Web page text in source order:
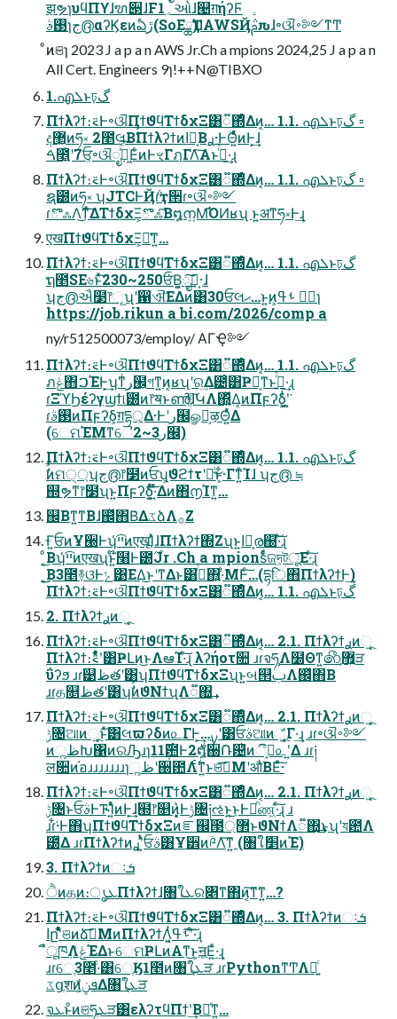
झຯɿυϥΠϒɺຑ੃ɺF1؍ઓɺ୤ग़ήʔϜ
࢓ࣄɿج൫αʔϏεͷఏڙ(SoEྖҬ)ɺAWSҊ݅ࢧԉɺ৽ଔ࠾༻ͳͲ
ͦͷଞɿ 2023 J a p a n AWS Jr.Ch a mpions 2024,25 J a p a n
All Cert. Engineers 9ɿ!++N@TIBXO
1.എܠͱঢ়گ
Πϯλʔϯ։࠵Ͱ৽ଔΠϯϑϥΤϯδχΞ͸૿΍ͤΔͷ͔… 1.1. എܠͱঢ়گ ▫
ද޲͖ͷཧ༝ 2೥લ͔ΒࣗࣾΠϯλʔϯͷاը͔Β࣮ࢪ·ͰؔΘ͍ͬͯͨͷͰ͕͢ɺ
ࠓ೥͍ͭʹ7ਓ͕৽ଔೖ͖ࣾͯͯ͘͠ΕͨͷͰৼΓฦΓΛ͠Α͏ͱࢥͬͯ·͢ɻ
Πϯλʔϯ։࠵Ͱ৽ଔΠϯϑϥΤϯδχΞ͸૿΍ͤΔͷ͔… 1.1. എܠͱঢ়گ ▫
ຊ౰ͷཧ༝ ʮJTCͰҊ݅ɾҭ੒ɾ৽ଔ࠾༻
ɾొஃΛ͜ͳͯ͠ΔΤϯδχΞ͕ొஃͨ͠Β໘ന͍Μ͡ΌͶʁʯ ͱ͍͏अͳཧ༝Ͱ͢ɻ
एखΠϯϑϥΤϯδχΞ͕૿͑ͳ͍…
Πϯλʔϯ։࠵Ͱ৽ଔΠϯϑϥΤϯδχΞ͸૿΍ͤΔͷ͔… 1.1. എܠͱঢ়گ
ຖ೥SE৬ͱͯ͠230~250ਓ͘Β͍͕ೖࣾ͠·͕͢ɺ
ʮج൫ઐ໳෦ୂʯʹ഑ଐ͞ΕΔͷ͸30ਓલޙ…ͱ͍͏ͷ͕ݱ࣮ ࢀߟɿ
https://job.rikun a bi.com/2026/comp a
ny/r512500073/employ/ ΑΓҾ༻
Πϯλʔϯ։࠵Ͱ৽ଔΠϯϑϥΤϯδχΞ͸૿΍ͤΔͷ͔… 1.1. എܠͱঢ়گ
ภݟ΋ࠐΈͰ͕͢ʮͳͥر๬͕গͳ͍ͷ͔ʁʯʹର͢Δ౴͑͸ҎԼ͔ͳͱࢥ͍ͬͯ·͢ɻ
ɾΞϓϦέʔγϣϯ୲౰ͷ෦ॺͱൺֱͯ͠ɺԿΛ΍͍ͬͯΔ͔ͷΠϝʔδ͕͖ͭʹ͍͘
ɾ࢓ࣄͷΠϝʔδ͕ग़དྷ্͕Δ·Ͱʹر๬ௐ͕ࠪऴΘ͍ͬͯΔ
(େମΈΜͳୈ2~3ر๬)
Πϯλʔϯ։࠵Ͱ৽ଔΠϯϑϥΤϯδχΞ͸૿΍ͤΔͷ͔… 1.1. എܠͱঢ়گ
ࣗࣾͷମ੍্ʮج൫෦໳ͷਓʯ͕ϑϩϯτʹཱͭ͜ͱ͕͋·Γͳ͍ͨΊɺ ʮج൫ ≒
஍ຯͳ෦໳ʯͱ͍͏Πϝʔδ͕͍ͭͯ͠·͍ͬͯΔͷ΋൱Ίͳ͍…
஌Βͳ͍ͳΒɺ஌ͬͯ΋Β͑ΔػձΛ࡞Ζ͏
Ғ͍ਓͷҰ੠Ͱʮ͑͑ײ͡ͷएखूΊͯɺΠϯλʔϯ΍Ζ͏ʯͱ͍͏اը͕ര஀͠·ͨ͠ɻ
͔ͦ͜Βʮ͑͑ײ͡ͷएखʯͱ͍͏໊໨Ͱ౰࣌Jr .Ch a mpionsͩͬͨଜদ͕টू͞Ε·ͨ͠ɻ
͔͜͜Β3೥࿈ଓͰݺ͹ΕΔ͜ͱʹͳΔͱ͸ࢥͬͯ΋͍·ͤΜͰͨ͠…(དྷि΋ΠϯλʔϯͰ͢)
Πϯλʔϯ։࠵Ͱ৽ଔΠϯϑϥΤϯδχΞ͸૿΍ͤΔͷ͔… 1.1. എܠͱঢ়گ
2. Πϯλʔϯ࣮ࢪͷૂ͍
Πϯλʔϯ։࠵Ͱ৽ଔΠϯϑϥΤϯδχΞ͸૿΍ͤΔͷ͔… 2.1. Πϯλʔϯ࣮ࢪͷૂ͍
Πϯλʔϯ։࠵ʹ͋ͨͬͯ͸ҎԼͷ͜ͱΛఆΊ·ͨ͠ɻ λʔήοτ૚ ɹɾจཧΛ໰Θͳ͍෯޿ֶ͍ੜ
ΰʔϧ ɹɾ୹ظతʹ͸ʮΠϯϑϥΤϯδχΞʯͱ͍͏બ୒ࢶΛ஌ͬͯ΋Β͏
ɹɾத௕ظతʹ͸ʮࣗࣾͷϑΝϯʯΛ૿΍͢
Πϯλʔϯ։࠵Ͱ৽ଔΠϯϑϥΤϯδχΞ͸૿΍ͤΔͷ͔… 2.1. Πϯλʔϯ࣮ࢪͷૂ͍
ݱ৔ଆͷૂ͍ͱͯ͠͸લϖʔδͷ௨ΓͰ͕͢…࣮ࡍʹ͸ਓࣄଆͷૂ͍͕͋Γ·͢ɻ ɹɾ৽ଔ࠾༻
ͷૣظԽ΁ͷରԠɹɿ11݄࣌఺Ͱ2࣍໘઀݁Ռ଴ͪͷࢠ͕ී௨ʹ͍Δ ɹɾ༏
ल૚ͷ֬อɹɹɹɹɹɹɹɿૣظʹ઀఺Λ࣋ͨͳ͍ͱଞࣾ͞ΜʹऔΒΕͯ͠·͏
Πϯλʔϯ։࠵Ͱ৽ଔΠϯϑϥΤϯδχΞ͸૿΍ͤΔͷ͔… 2.1. Πϯλʔϯ࣮ࢪͷૂ͍
ݱ৔ͱਓࣄͰᎍΊ͍ͯͨͷͰ͕͢ɺ๭෦௕ͷ͓͔͛Ͱݱ৔༏ઌͱ͍͏͜ͱͰམͪண͖·ͨ͠ɻ ɹ
ɹɾ͋͘·Ͱ΋ʮΠϯϑϥΤϯδχΞͷೝ஌౓޲্ͱϑΝϯΛ૿΍͢͜ͱʯʹয఺Λ
౰ͯΔ ɹɾΠϯλʔϯͷ࣮ࢪʹ͍ͭͯਓࣄ͸Ұ੾ͷؔ༩Λ͠ͳ͍ (৘ใަ׵ͷΈ)
3. Πϯλʔϯͷઃܭ
ੈͷதͷ։ൃܥΠϯλʔϯɺ৘ใܥର৅ͳ΋ͷ͔͠ͳ͘ͳ͍…?
Πϯλʔϯ։࠵Ͱ৽ଔΠϯϑϥΤϯδχΞ͸૿΍ͤΔͷ͔… 3. Πϯλʔϯͷઃܭ
اըʹ͋ͨͬͯଞͷձࣾ͞ΜͷΠϯλʔϯΛ͍͔ͭ͘ࢀߟʹ͠·ͨ͠ɻ
ืूཁ߲ΛݟͯΈΔͱେମҎԼͷΑ͏ͳ͜ͱ͕ॻ͔Ε͍ͯ·͢ɻ
ɹɾେֶ3೥·ͨ͸େֶӃ1೥ͷ৘ใܥֶੜ ɹɾPythonͳͲΛ༻͍ͨ
ػցֶशͷܦݧ͕͋Δ৘ใܥֶੜ
จܥͱͦͷଞཧܥֶੜ͸ελʔτϥΠϯʹ͢Βཱͯͳ͍…